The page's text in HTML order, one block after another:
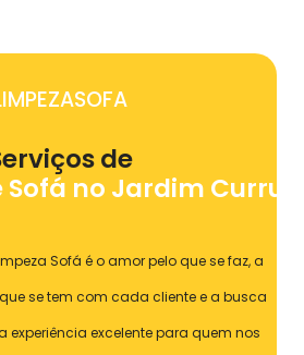
de
Sofá no Jardim
Sofá é o amor pelo que se faz, a
se tem com cada cliente e a busca
experiência excelente para quem nos